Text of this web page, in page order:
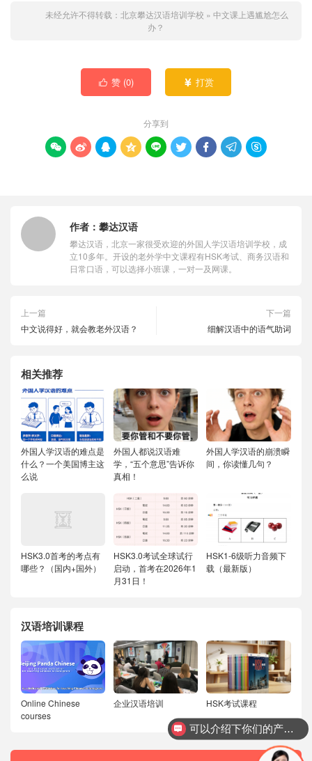
未经允许不得转载： 北京攀达汉语培训学校 » 中文课上遇尴尬怎么
办？
 赞 (0)  打赏
分享到
        
作者： 攀达汉语
攀达汉语，北京一家很受欢迎的外国人学汉语培训学校，成
立10多年。开设的老外学中文课程有HSK考试、商务汉语和
日常口语，可以选择小班课，一对一及网课。
上一篇
中文说得好，就会教老外汉语？
下一篇
细解汉语中的语气助词
相关推荐
外国人学汉语的难点是
什么？一个美国博主这
么说
外国人都说汉语难
学，“五个意思”告诉你
真相！
外国人学汉语的崩溃瞬
间，你读懂几句？
HSK3.0首考的考点有
哪些？（国内+国外）
HSK3.0考试全球试行
启动，首考在2026年1
月31日！
HSK1-6级听力音频下
载（最新版）
汉语培训课程
Online Chinese
courses
企业汉语培训 HSK考试课程
可以介绍下你们的产品么？